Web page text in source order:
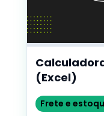
(Excel)
Frete e